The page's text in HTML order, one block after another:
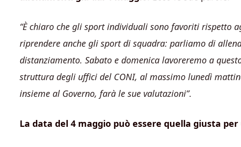
“È chiaro che gli sport individuali sono favoriti rispetto
riprendere anche gli sport di squadra: parliamo di
distanziamento. Sabato e domenica lavoreremo a
struttura degli uffici del CONI, al massimo lunedì
insieme al Governo, farà le sue valutazioni”.
La data del 4 maggio può essere quella giusta